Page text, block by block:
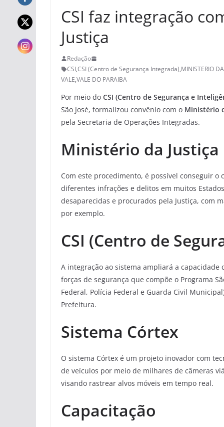
CSI faz integração
Justiça
Redação
CSI,CSI (Centro de Segurança Integrada),MINISTERIO
VALE,VALE DO PARAIBA
Por meio do CSI (Centro de Segurança e
São José, formalizou convênio com o Ministério
pela Secretaria de Operações Integradas.
Ministério da Justiça
Com este procedimento, é possível conseguir
diferentes infrações e delitos em muitos
desaparecidas e procurados pela Justiça, com
por exemplo.
CSI (Centro de
A integração ao sistema ampliará a
forças de segurança que compõe o Programa
Federal, Polícia Federal e Guarda Civil
Prefeitura.
Sistema Córtex
O sistema Córtex é um projeto inovador com
de veículos por meio de milhares de câmeras
visando rastrear alvos móveis em tempo real.
Capacitação